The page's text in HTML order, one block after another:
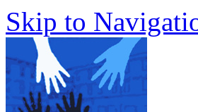
Skip to